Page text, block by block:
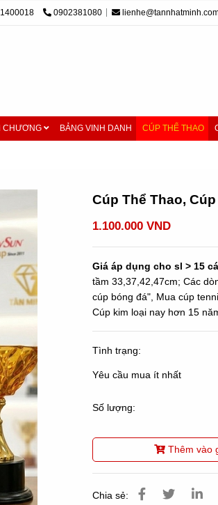
0902381080
CHƯƠNG BẢNG VINH DANH CÚP THỂ THAO
Cúp Thể Thao,
1.100.000 VND
Giá áp dụng cho sl > 15
tầm 33,37,42,47cm; Các
cúp bóng đá", Mua cúp
Cúp kim loại nay hơn 15
Tình trạng:
Yêu cầu mua ít nhất
Số lượng:
Thêm vào
Chia sẻ: